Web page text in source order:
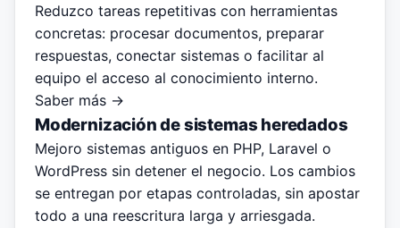
Reduzco tareas repetitivas con herramientas
concretas: procesar documentos, preparar
respuestas, conectar sistemas o facilitar al
equipo el acceso al conocimiento interno.
Saber más →
Modernización de sistemas heredados
Mejoro sistemas antiguos en PHP, Laravel o
WordPress sin detener el negocio. Los cambios
se entregan por etapas controladas, sin apostar
todo a una reescritura larga y arriesgada.